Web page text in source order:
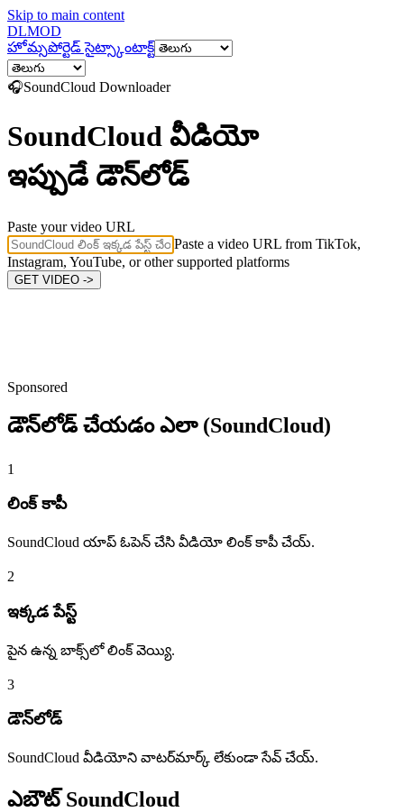
Skip to main content
DLMOD
హోమ్సపోర్టెడ్ సైట్స్కాంటాక్ట్
🎧SoundCloud Downloader
SoundCloud వీడియో
ఇప్పుడే డౌన్‌లోడ్
Paste your video URL
Paste a video URL from TikTok,
Instagram, YouTube, or other supported platforms
GET VIDEO ->
Sponsored
డౌన్‌లోడ్ చేయడం ఎలా (SoundCloud)
1
లింక్ కాపీ
SoundCloud యాప్ ఓపెన్ చేసి వీడియో లింక్ కాపీ చేయ్.
2
ఇక్కడ పేస్ట్
పైన ఉన్న బాక్స్‌లో లింక్ వెయ్యి.
3
డౌన్‌లోడ్
SoundCloud వీడియోని వాటర్‌మార్క్ లేకుండా సేవ్ చేయ్.
ఎబౌట్ SoundCloud